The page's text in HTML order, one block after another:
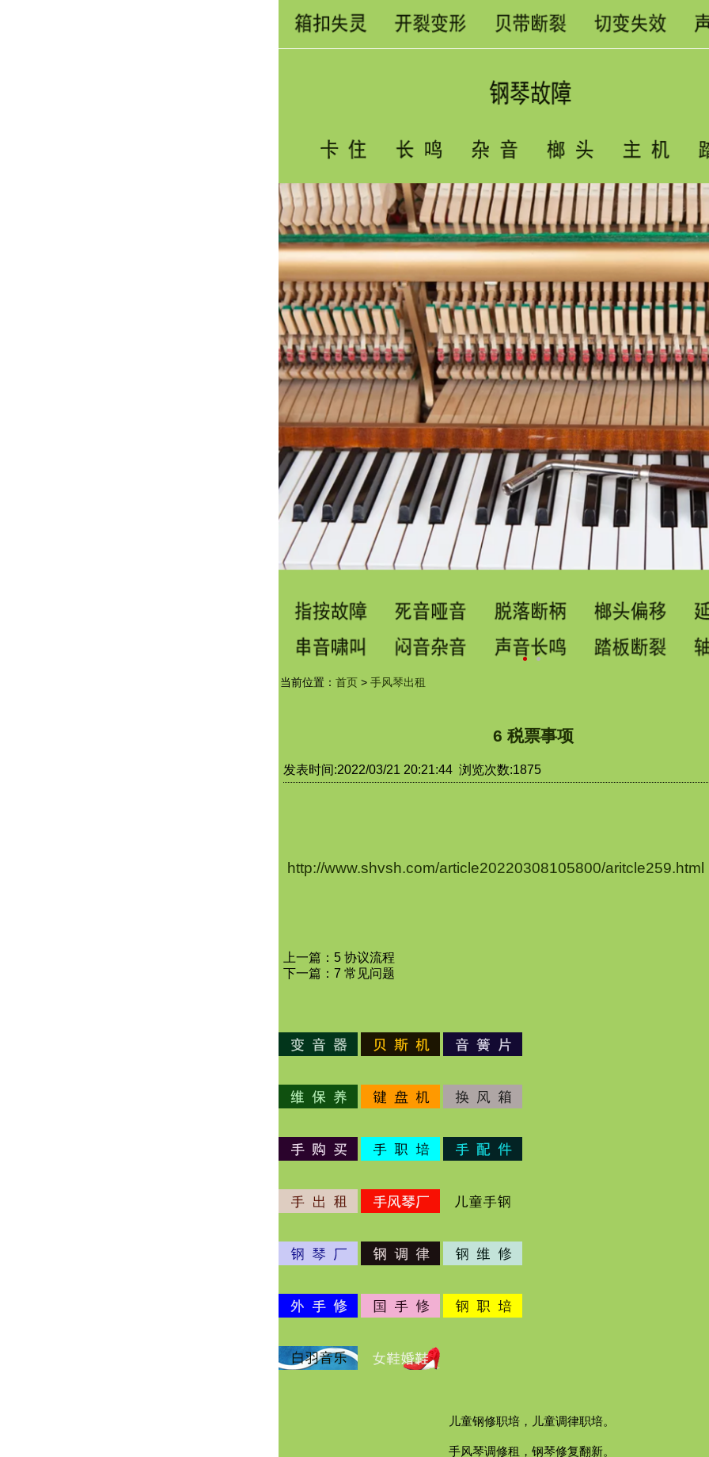
当前位置： 首页> 手风琴出租
6 税票事项
发表时间:2022/03/21 20:21:44 浏览次数:1875
http://www.shvsh.com/article20220308105800/aritcle259.html
上一篇： 5 协议流程
下一篇： 7 常见问题
儿童钢修职培，儿童调律职培。
手风琴调修租，钢琴修复翻新。